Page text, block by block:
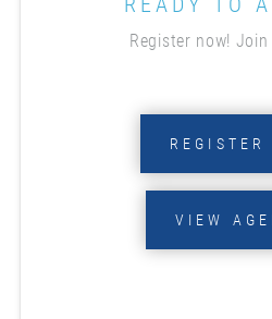
Register now!
REGISTER
VIEW